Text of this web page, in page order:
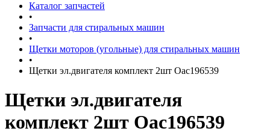
Каталог запчастей
•
Запчасти для стиральных машин
•
Щетки моторов (угольные) для стиральных машин
•
Щетки эл.двигателя комплект 2шт Oac196539
Щетки эл.двигателя
комплект 2шт Oac196539